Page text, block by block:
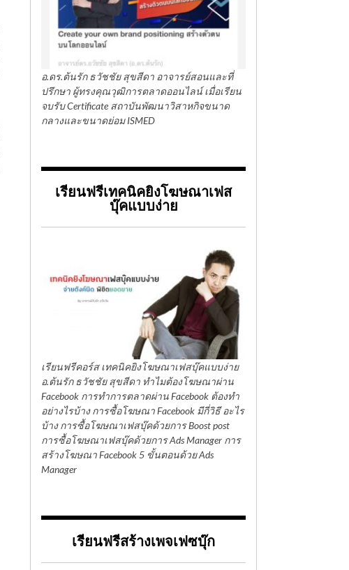
อ.ดร.ต้นรัก ธวัชชัย สุขสีดา อาจารย์สอนและที่
ปรึกษา ผู้ทรงคุณวุฒิการตลาดออนไลน์ เมื่อเรียน
จบรับ Certificate สถาบันพัฒนาวิสาหกิจขนาด
กลางและขนาดย่อม ISMED
เรียนฟรีเทคนิคยิงโฆษณาเฟส
บุ๊คแบบง่าย
เรียนฟรีคอร์ส เทคนิคยิงโฆษณาเฟสบุ๊คแบบง่าย
อ.ต้นรัก ธวัชชัย สุขสีดา ทำไมต้องโฆษณาผ่าน
Facebook การทำการตลาดผ่าน Facebook ต้องทำ
อย่างไรบ้าง การซื้อโฆษณา Facebook มีกี่วิธี อะไร
บ้าง การซื้อโฆษณาเฟสบุ๊คด้วยการ Boost post
การซื้อโฆษณาเฟสบุ๊คด้วยการ Ads Manager การ
สร้างโฆษณา Facebook 5 ขั้นตอนด้วย Ads
Manager
เรียนฟรีสร้างเพจเฟซบุ๊ก